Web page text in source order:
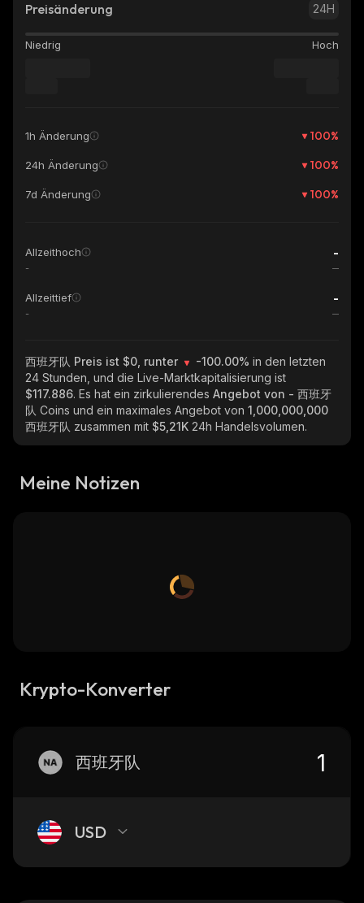
Preisänderung 24H
Niedrig Hoch
1h Änderung 100%
24h Änderung 100%
7d Änderung 100%
Allzeithoch -
-
Allzeittief -
-
西班牙队 Preis ist $0, runter -100.00% in den letzten
24 Stunden, und die Live-Marktkapitalisierung ist
$117.886. Es hat ein zirkulierendes Angebot von - 西班牙
队 Coins und ein maximales Angebot von 1,000,000,000
西班牙队 zusammen mit $5,21K 24h Handelsvolumen.
Meine Notizen
Krypto-Konverter
西班牙队
USD